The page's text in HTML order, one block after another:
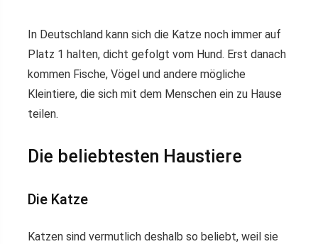
In Deutschland kann sich die Katze noch immer auf
Platz 1 halten, dicht gefolgt vom Hund. Erst danach
kommen Fische, Vögel und andere mögliche
Kleintiere, die sich mit dem Menschen ein zu Hause
teilen.
Die beliebtesten Haustiere
Die Katze
Katzen sind vermutlich deshalb so beliebt, weil sie